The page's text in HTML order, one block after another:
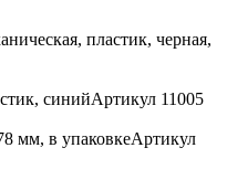
пластик, черная,
синийАртикул 11005
мм, в упаковкеАртикул